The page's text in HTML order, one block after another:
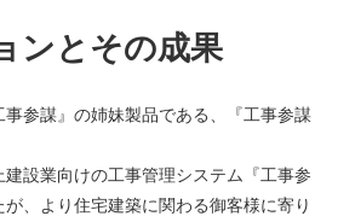
ンとその成果
参謀』の姉妹製品である、『工事参謀
建設業向けの工事管理システム『工事参
、より住宅建築に関わる御客様に寄り